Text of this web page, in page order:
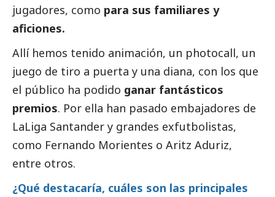
jugadores, como para sus familiares y
aficiones.
Allí hemos tenido animación, un photocall, un
juego de tiro a puerta y una diana, con los que
el público ha podido ganar fantásticos
premios. Por ella han pasado embajadores de
LaLiga Santander y grandes exfutbolistas,
como Fernando Morientes o Aritz Aduriz,
entre otros.
¿Qué destacaría, cuáles son las principales